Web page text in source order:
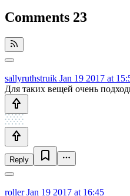
Comments 23
sallyruthstruik Jan 19 2017 at
Для таких вещей очень
Reply
rollerJan 19 2017 at 16:45